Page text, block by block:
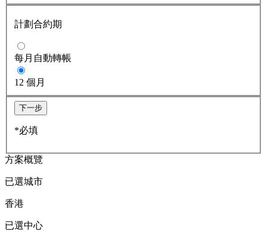
計劃合約期
每月自動轉帳
12 個月
下一步
*必填
方案概覽
已選城市
香港
已選中心